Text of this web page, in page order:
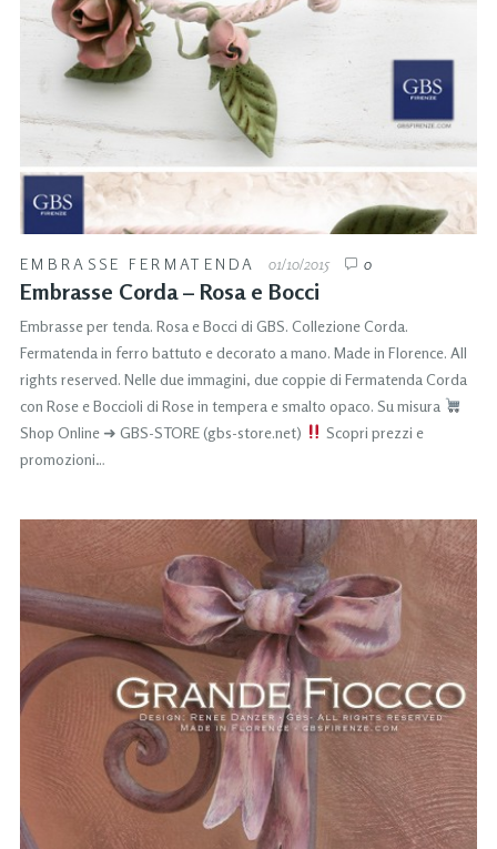
EMBRASSE FERMATENDA 01/10/2015 0
Embrasse Corda – Rosa e Bocci
Embrasse per tenda. Rosa e Bocci di GBS. Collezione Corda.
Fermatenda in ferro battuto e decorato a mano. Made in Florence. All
rights reserved. Nelle due immagini, due coppie di Fermatenda Corda
con Rose e Boccioli di Rose in tempera e smalto opaco. Su misura
Shop Online ➜ GBS-STORE (gbs-store.net)
Scopri prezzi e
promozioni…